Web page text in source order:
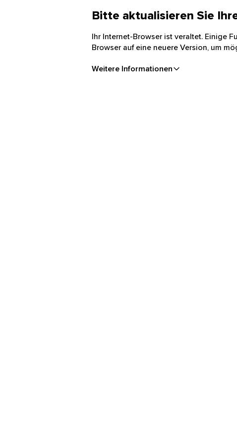
Bitte aktualisieren Sie
Ihr Internet-Browser ist veraltet. Einige
Browser auf eine neuere Version, um
Weitere Informationen